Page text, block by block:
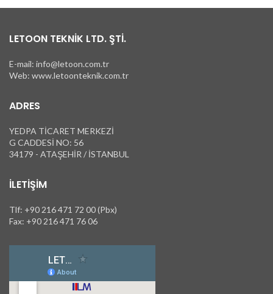
LETOON TEKNİK LTD. ŞTİ.
E-mail: info@letoon.com.tr
Web: www.letoonteknik.com.tr
ADRES
YEDPA TİCARET MERKEZİ
G CADDESİ NO: 56
34179 - ATAŞEHİR / İSTANBUL
İLETIŞIM
Tlf: +90 216 471 72 00 (Pbx)
Fax: +90 216 471 76 06